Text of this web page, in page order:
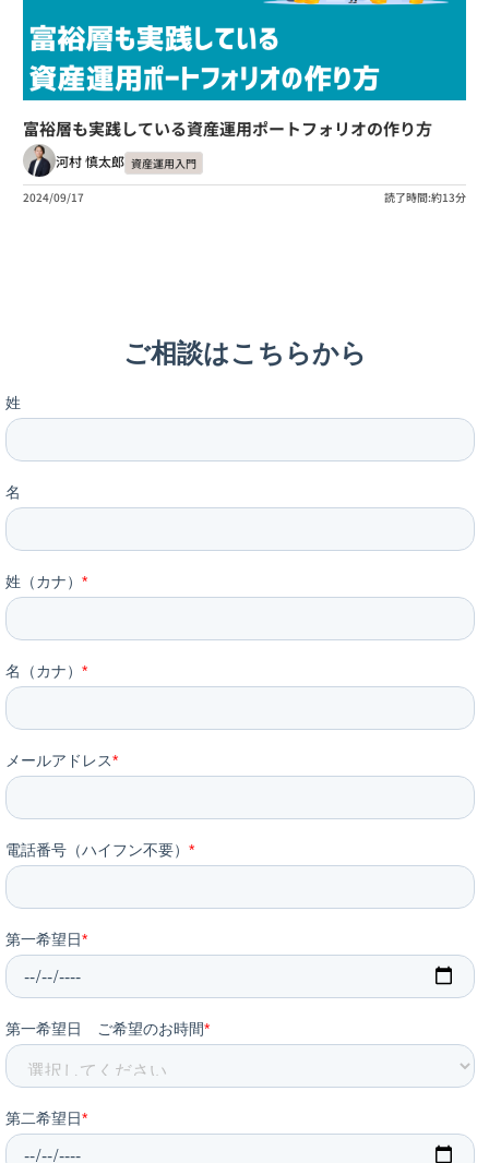
富裕層も実践している資産運用ポートフォリオの作り方
河村 慎太郎 資産運用入門
2024/09/17 読了時間:約13分